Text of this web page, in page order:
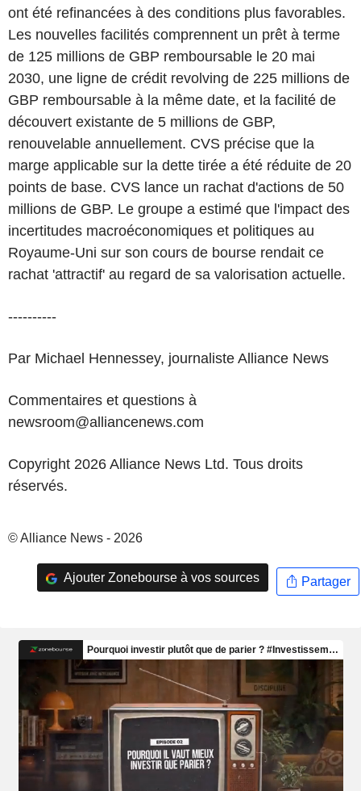
ont été refinancées à des conditions plus favorables.
Les nouvelles facilités comprennent un prêt à terme
de 125 millions de GBP remboursable le 20 mai
2030, une ligne de crédit revolving de 225 millions de
GBP remboursable à la même date, et la facilité de
découvert existante de 5 millions de GBP,
renouvelable annuellement. CVS précise que la
marge applicable sur la dette tirée a été réduite de 20
points de base. CVS lance un rachat d'actions de 50
millions de GBP. Le groupe a estimé que l'impact des
incertitudes macroéconomiques et politiques au
Royaume-Uni sur son cours de bourse rendait ce
rachat 'attractif' au regard de sa valorisation actuelle.
----------
Par Michael Hennessey, journaliste Alliance News
Commentaires et questions à
newsroom@alliancenews.com
Copyright 2026 Alliance News Ltd. Tous droits
réservés.
© Alliance News - 2026
Ajouter Zonebourse à vos sources Partager